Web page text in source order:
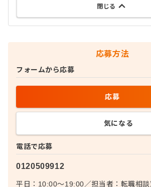
閉じる
応募方法
電話で応募
0120509912
平日：10:00〜19:00／担当者： 転職相談
フォームから応募
応募
気になる